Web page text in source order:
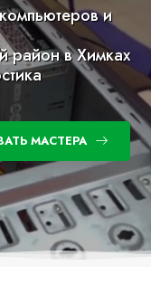
и
район в Химках
МАСТЕРА